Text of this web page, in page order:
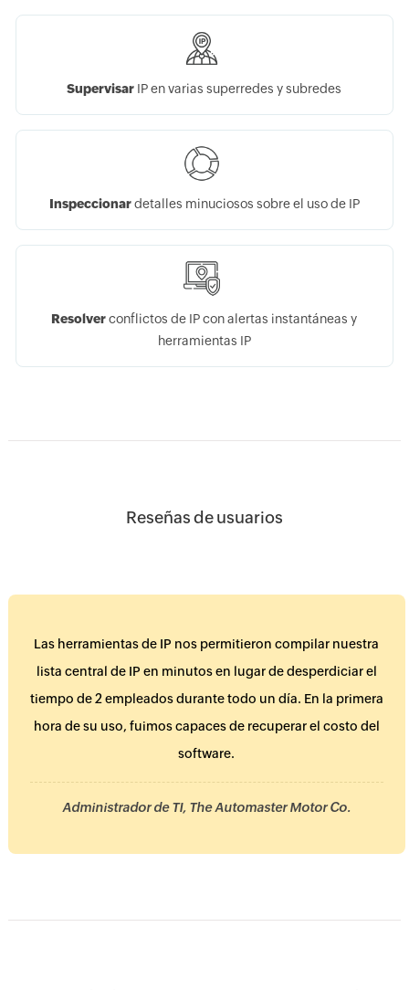
Supervisar IP en varias superredes y subredes
Inspeccionardetalles minuciosos sobre el uso de IP
Resolverconflictos de IP con alertas instantáneas y
herramientas IP
Reseñas de usuarios
Las herramientas de IP nos permitieron compilar nuestra
lista central de IP en minutos en lugar de desperdiciar el
tiempo de 2 empleados durante todo un día. En la primera
hora de su uso, fuimos capaces de recuperar el costo del
software.
Administrador de TI, The Automaster Motor Co.